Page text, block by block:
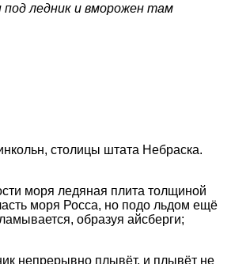
под ледник и вморожен там
столицы штата Небраска.
моря ледяная плита толщиной
моря Росса, но подо льдом ещё
образуя айсберги;
непрерывно плывёт, и плывёт не